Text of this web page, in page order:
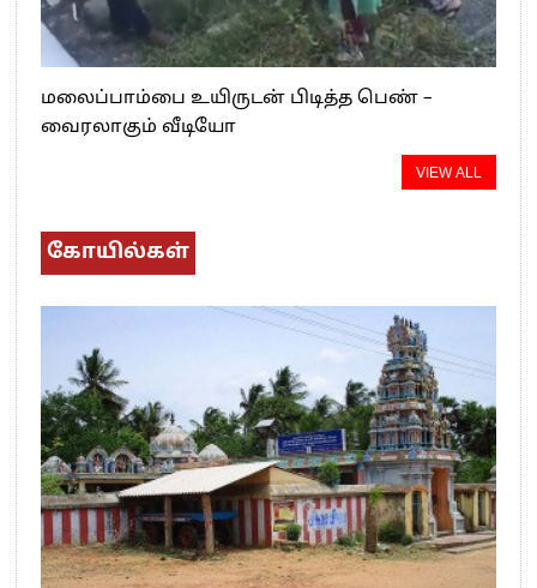
மலைப்பாம்பை உயிருடன் பிடித்த பெண் –
வைரலாகும் வீடியோ
VIEW ALL
கோயில்கள்